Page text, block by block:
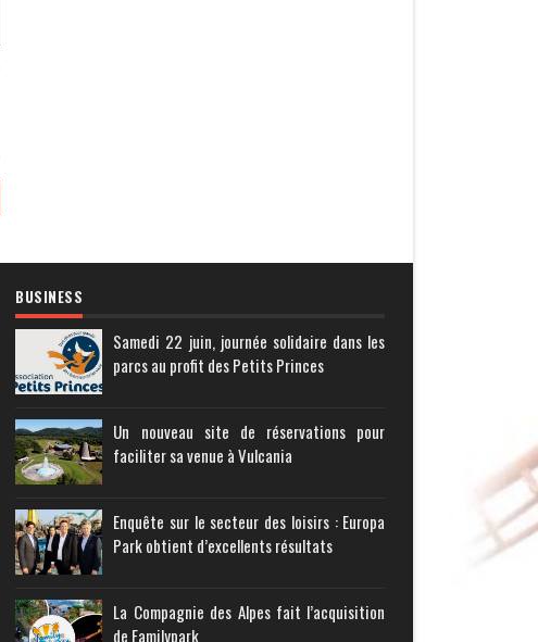
BUSINESS
Samedi 22 juin, journée solidaire dans les
parcs au profit des Petits Princes
Un nouveau site de réservations pour
faciliter sa venue à Vulcania
Enquête sur le secteur des loisirs : Europa
Park obtient d’excellents résultats
La Compagnie des Alpes fait l’acquisition
de Familypark